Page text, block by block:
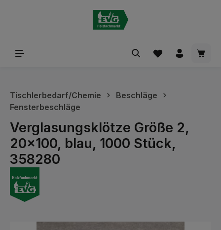
Tischlerbedarf/Chemie
Beschläge
Fensterbeschläge
Verglasungsklötze Größe 2,
20x100, blau, 1000 Stück,
358280